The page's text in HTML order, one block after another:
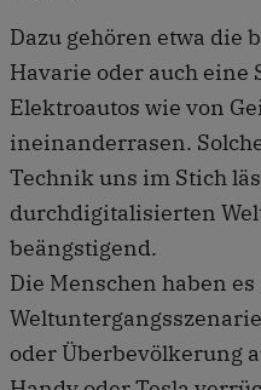
Dazu gehören etwa die
Havarie oder auch eine
Elektroautos wie von
ineinanderrasen.
Technik uns im Stich
durchdigitalisierten
beängstigend.
Die Menschen haben
oder Überbevölkerung